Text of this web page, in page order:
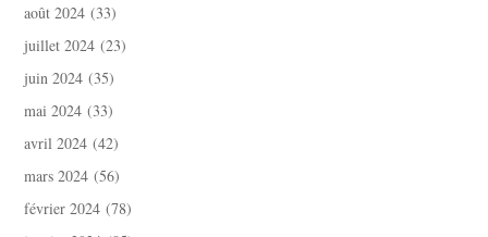
août 2024 (33)
juillet 2024 (23)
juin 2024 (35)
mai 2024 (33)
avril 2024 (42)
mars 2024 (56)
février 2024 (78)